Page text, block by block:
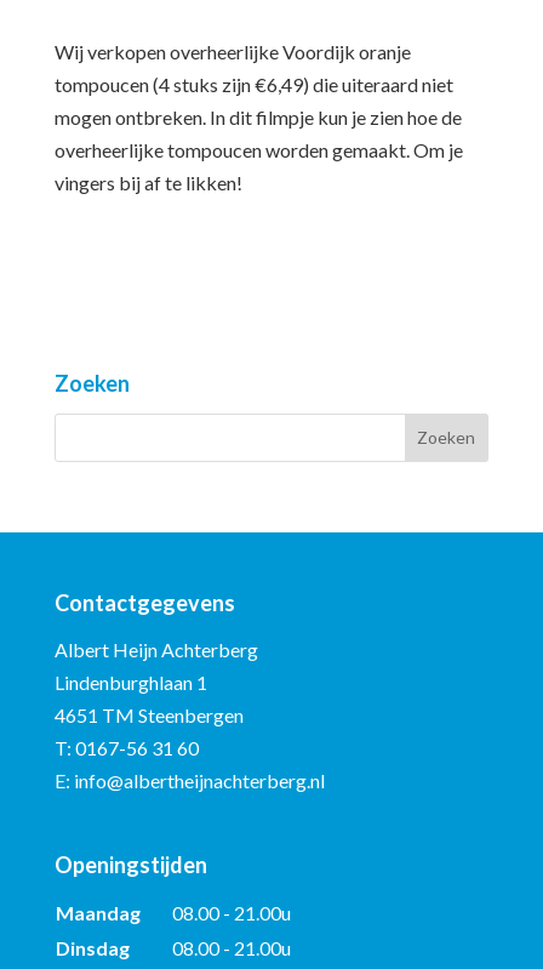
Wij verkopen overheerlijke Voordijk oranje
tompoucen (4 stuks zijn €6,49) die uiteraard niet
mogen ontbreken. In dit filmpje kun je zien hoe de
overheerlijke tompoucen worden gemaakt. Om je
vingers bij af te likken!
Zoeken
Contactgegevens
Albert Heijn Achterberg
Lindenburghlaan 1
4651 TM Steenbergen
T: 0167-56 31 60
E: info@albertheijnachterberg.nl
Openingstijden
Maandag
08.00 - 21.00u
Dinsdag
08.00 - 21.00u